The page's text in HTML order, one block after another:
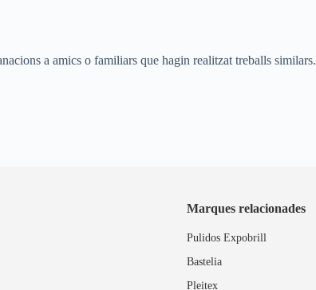
a amics o familiars que hagin realitzat treballs similars.
Marques relacionades
Pulidos Expobrill
Bastelia
Pleitex